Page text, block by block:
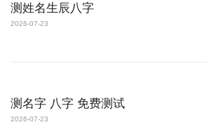
测姓名生辰八字
2026-07-23
测名字 八字 免费测试
2026-07-23